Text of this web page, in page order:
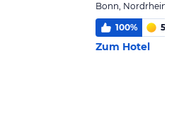
Bonn, Nordrhein-
100% 5,7
Zum Hotel